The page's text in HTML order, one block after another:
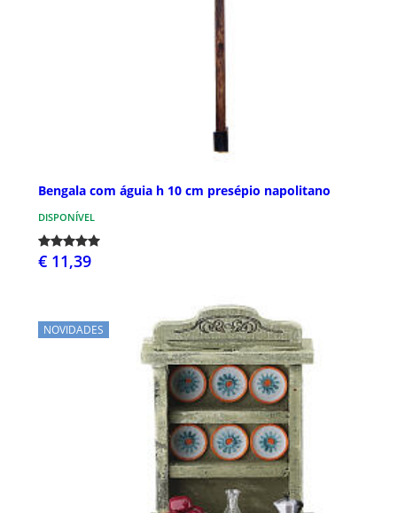
Bengala com águia h 10 cm presépio napolitano
DISPONÍVEL
€ 11,39
NOVIDADES